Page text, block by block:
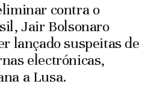
contra o
Jair Bolsonaro
lançado suspeitas de
electrónicas,
a Lusa.